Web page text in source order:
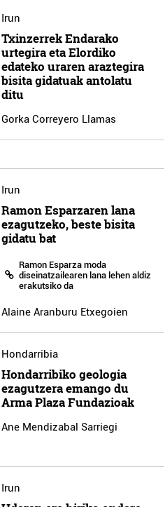
Irun
Txinzerrek Endarako
urtegira eta Elordiko
edateko uraren araztegira
bisita gidatuak antolatu
ditu
Gorka Correyero Llamas
Irun
Ramon Esparzaren lana
ezagutzeko, beste bisita
gidatu bat
Ramon Esparza moda
diseinatzailearen lana lehen aldiz
erakutsiko da
Alaine Aranburu Etxegoien
Hondarribia
Hondarribiko geologia
ezagutzera emango du
Arma Plaza Fundazioak
Ane Mendizabal Sarriegi
Irun